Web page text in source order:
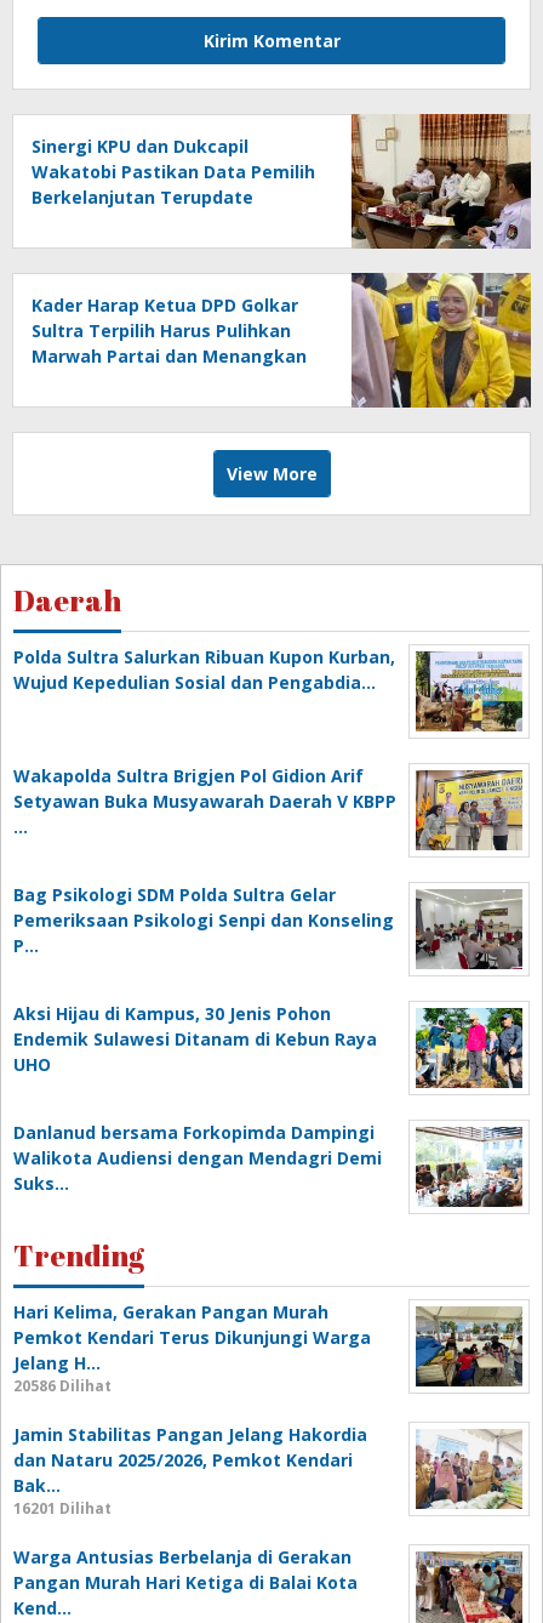
Sinergi KPU dan Dukcapil
Wakatobi Pastikan Data Pemilih
Berkelanjutan Terupdate
Kader Harap Ketua DPD Golkar
Sultra Terpilih Harus Pulihkan
Marwah Partai dan Menangkan
View More
Daerah
Polda Sultra Salurkan Ribuan Kupon Kurban,
Wujud Kepedulian Sosial dan Pengabdia…
Wakapolda Sultra Brigjen Pol Gidion Arif
Setyawan Buka Musyawarah Daerah V KBPP
…
Bag Psikologi SDM Polda Sultra Gelar
Pemeriksaan Psikologi Senpi dan Konseling
P…
‎Aksi Hijau di Kampus, 30 Jenis Pohon
Endemik Sulawesi Ditanam di Kebun Raya
UHO
Danlanud bersama Forkopimda Dampingi
Walikota Audiensi dengan Mendagri Demi
Suks…
Trending
Hari Kelima, Gerakan Pangan Murah
Pemkot Kendari Terus Dikunjungi Warga
Jelang H…
20586 Dilihat
Jamin Stabilitas Pangan Jelang Hakordia
dan Nataru 2025/2026, Pemkot Kendari
Bak…
16201 Dilihat
Warga Antusias Berbelanja di Gerakan
Pangan Murah Hari Ketiga di Balai Kota
Kend…